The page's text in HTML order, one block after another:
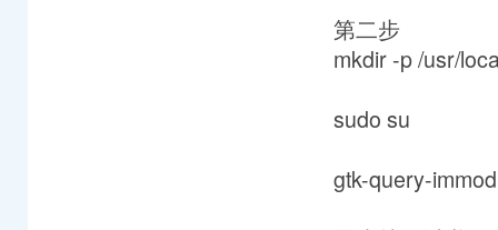
第二步
mkdir -p /usr/
sudo su
gtk-query-